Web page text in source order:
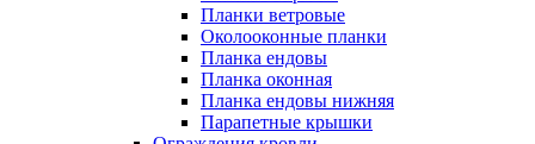
Планки ветровые
Околооконные планки
Планка ендовы
Планка оконная
Планка ендовы нижняя
Парапетные крышки